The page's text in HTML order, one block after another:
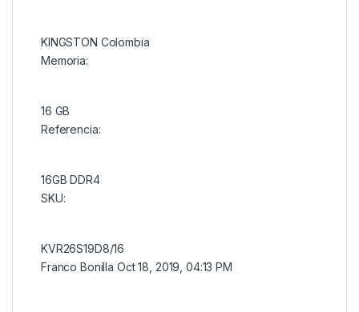
KINGSTON Colombia
Memoria:
16 GB
Referencia:
16GB DDR4
SKU:
KVR26S19D8/16
Franco Bonilla Oct 18, 2019, 04:13 PM